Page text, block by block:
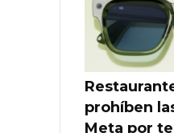
prohíben
Meta por